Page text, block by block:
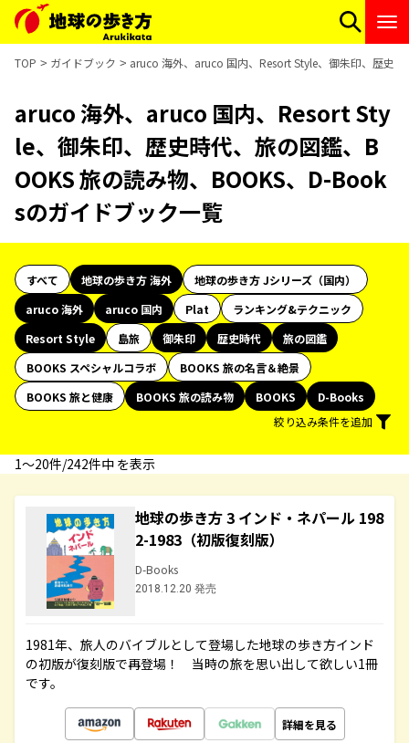
TOP ガイドブック aruco 海外、aruco 国内、Resort Style、御朱印、歴史
aruco 海外、aruco 国内、Resort Sty
le、御朱印、歴史時代、旅の図鑑、B
OOKS 旅の読み物、BOOKS、D-Book
sのガイドブック一覧
すべて 地球の歩き方 海外
地球の歩き方 Jシリーズ（国内）
aruco 海外
aruco 国内 Plat
ランキング&テクニック
Resort Style
島旅 御朱印 歴史時代
旅の図鑑
BOOKS スペシャルコラボ
BOOKS 旅の名言＆絶景
BOOKS 旅と健康
BOOKS 旅の読み物 BOOKS
D-Books
絞り込み条件を追加
1〜20件/242件中 を表示
地球の歩き方 3 インド・ネパール 198
2-1983（初版復刻版）
D-Books
2018.12.20 発売
1981年、旅人のバイブルとして登場した地球の歩き方インド
の初版が復刻版で再登場！ 当時の旅を思い出して欲しい1冊
です。
詳細を見る